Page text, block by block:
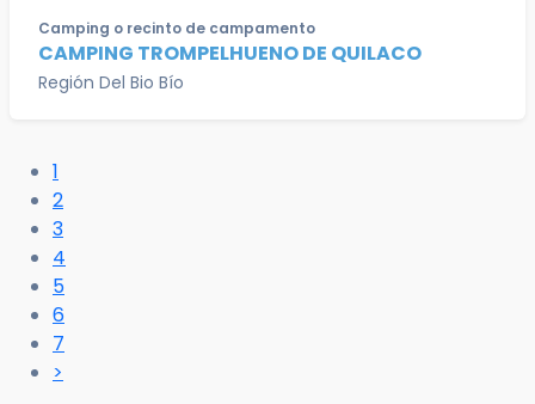
Camping o recinto de campamento
CAMPING TROMPELHUENO DE QUILACO
Región Del Bio Bío
1
2
3
4
5
6
7
>